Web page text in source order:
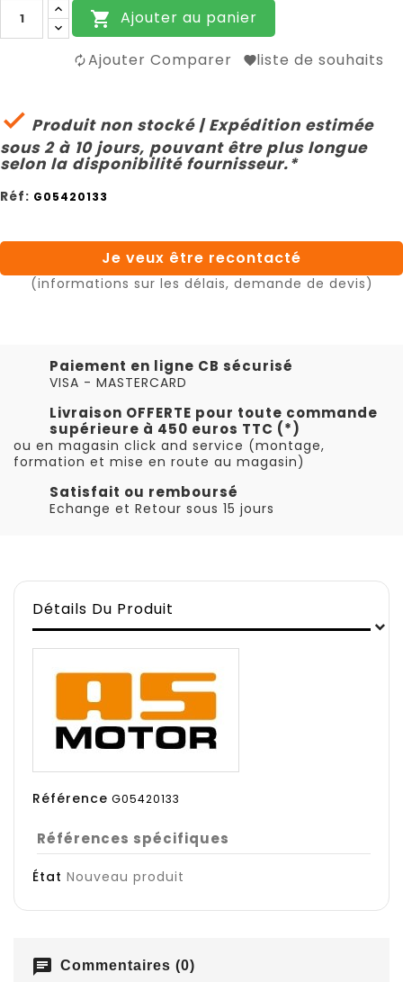
 Ajouter au panier
Ajouter Comparer liste de souhaits
 Produit non stocké | Expédition estimée
sous 2 à 10 jours, pouvant être plus longue
selon la disponibilité fournisseur.*
Réf: G05420133
Je veux être recontacté
(informations sur les délais, demande de devis)
Paiement en ligne CB sécurisé
VISA - MASTERCARD
Livraison OFFERTE pour toute commande
supérieure à 450 euros TTC (*)
ou en magasin click and service (montage,
formation et mise en route au magasin)
Satisfait ou remboursé
Echange et Retour sous 15 jours
Détails Du Produit
Référence G05420133
Références spécifiques
État Nouveau produit
chat Commentaires (0)